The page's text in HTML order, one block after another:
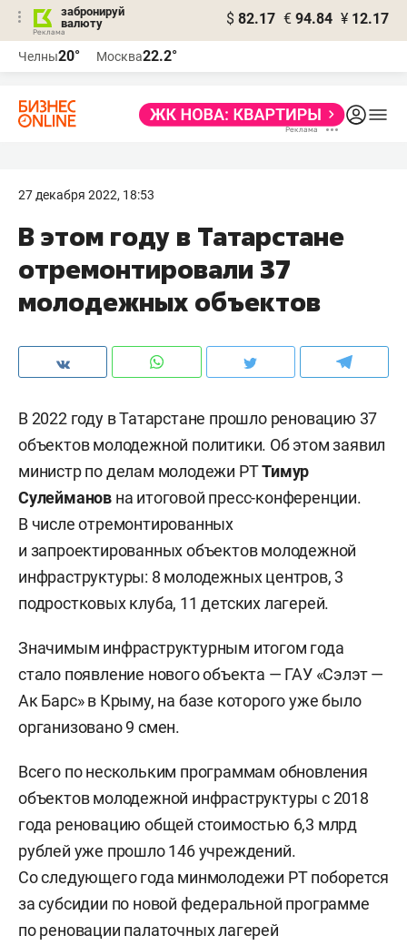
забронируй
валюту
$ 82.17 € 94.84 ¥ 12.17
Челны20° Москва22.2°
27 декабря 2022, 18:53
В этом году в Татарстане
отремонтировали 37
молодежных объектов
В 2022 году в Татарстане прошло реновацию 37
объектов молодежной политики. Об этом заявил
министр по делам молодежи РТТимур
Сулейманов на итоговой пресс-конференции.
В числе отремонтированных
и запроектированных объектов молодежной
инфраструктуры: 8 молодежных центров, 3
подростковых клуба, 11 детских лагерей.
Значимым инфраструктурным итогом года
стало появление нового объекта — ГАУ «Сэлэт —
Ак Барс» в Крыму, на базе которого уже было
организовано 9 смен.
Всего по нескольким программам обновления
объектов молодежной инфраструктуры с 2018
года реновацию общей стоимостью 6,3 млрд
рублей уже прошло 146 учреждений.
Со следующего года минмолодежи РТ поборется
за субсидии по новой федеральной программе
по реновации палаточных лагерей